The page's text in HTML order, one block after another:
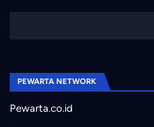
PEWARTA NETWORK
Pewarta.co.id